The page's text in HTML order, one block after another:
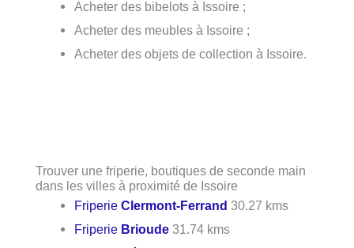
Acheter des bibelots à Issoire ;
Acheter des meubles à Issoire ;
Acheter des objets de collection à Issoire.
Trouver une friperie, boutiques de seconde main
dans les villes à proximité de Issoire
FriperieClermont-Ferrand 30.27 kms
Friperie Brioude 31.74 kms